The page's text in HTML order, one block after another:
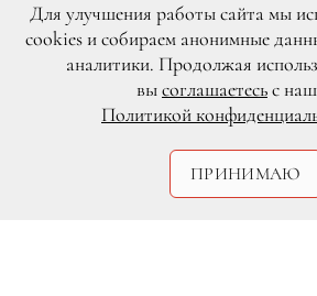
Для улучшения работы сайта мы
cookies и собираем анонимные
аналитики. Продолжая
высоглашаетесьс
Политикой
ПРИНИМАЮ